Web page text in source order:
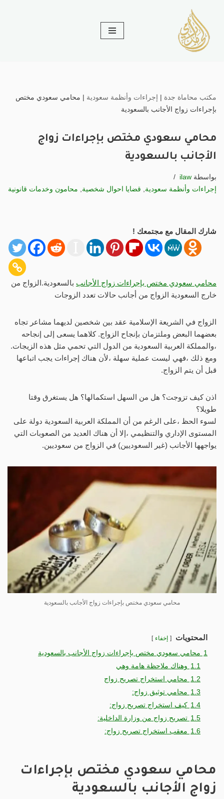
تخطى
إلى
المحتوى
مكتب محاماة جدة | إجراءات وأنظمة سعودية | محامي سعودي مختص
بإجراءات زواج الأجانب بالسعودية
محامي سعودي مختص بإجراءات زواج
الأجانب بالسعودية
بواسطة ilaw
إجراءات وأنظمة سعودية, قضايا احوال شخصية, محامون وخدمات قانونية
شارك المقال مع مجتمعك !
محامي سعودي مختص بإجراءات زواج الأجانب بالسعودية.الزواج من
خارج السعودية الزواج من أجانب حالات تعدد الزوجات
الزواج في الشريعة الإسلامية عقد بين شخصين لديهما مشاعر تجاه
بعضهما البعض وملتزمان بإنجاح الزواج. كلاهما يسعى إلى إنجاحه
،والمملكة العربية السعودية من الدول التي تحمي مثل هذه الزيجات.
ومع ذلك ،فهي ليست عملية سهلة ،لأن هناك إجراءات يجب اتباعها
قبل أن يتم الزواج.
اذن كيف تزوجت؟ هل من السهل استكمالها؟ هل يستغرق وقتا
طويلا؟
لسوء الحظ ،على الرغم من أن المملكة العربية السعودية دولة على
المستوى الإداري والتنظيمي ،إلا أن هناك العديد من الصعوبات التي
يواجهها الأجانب (غير السعوديين) في الزواج من سعوديين.
محامي سعودي مختص بإجراءات زواج الأجانب بالسعودية
المحتويات إخفاء
1 محامي سعودي مختص بإجراءات زواج الأجانب بالسعودية
1.1 وهناك ملاحظة هامة وهي
1.2 محامي استخراج تصريح زواج
1.3 محامي توثيق زواج:
1.4 كيف استخراج تصريح زواج:
1.5 تصريح زواج من وزارة الداخلية:
1.6 معقب استخراج تصريح زواج:
محامي سعودي مختص بإجراءات
زواج الأجانب بالسعودية